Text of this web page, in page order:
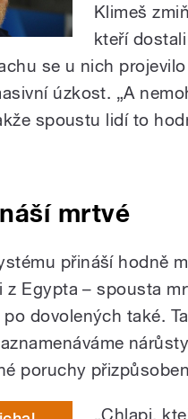
Klimeš
kteří
se u nich
úzkost. „A
spoustu lidí to
mrtvé
přináší hodně
z Egypta – spousta
dovolených také.
poruchy
„Chlapi,